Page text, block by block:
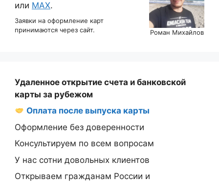
или MAX.
Заявки на оформление карт
принимаются через сайт.
Роман Михайлов
Удаленное открытие счета и банковской
карты за рубежом
Оплата после выпуска карты
Оформление без доверенности
Консультируем по всем вопросам
У нас сотни довольных клиентов
Открываем гражданам России и